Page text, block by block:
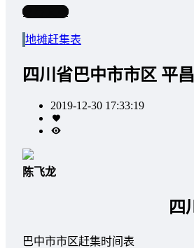
写文章
地摊赶集表
四川省巴中市市区 平
2019-12-30 17:33:19
陈飞龙
四
巴中市市区赶集时间表